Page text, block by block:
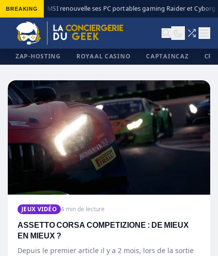
BREAKING◆ MSI renouvelle ses PC portables gaming Raider et Cyborg
ZAP-HOSTING ROYAAL CASINO CAPTAINCAZ
✕
JEUX VIDÉO 4 min de lecture
ASSETTO CORSA COMPETIZIONE : DE MIEUX
EN MIEUX ?
Depuis le premier article il y a 2 mois, lors de la sortie